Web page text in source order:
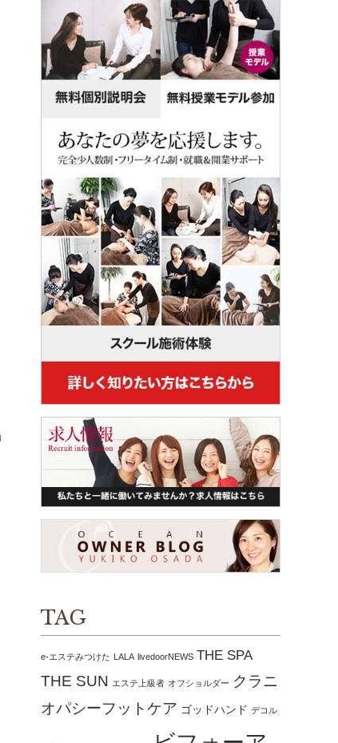
TAG
e-エステみつけた LALA livedoorNEWS THE SPA
THE SUN エステ上級者 オフショルダー クラニ
オパシーフットケア ゴッドハンド デコル